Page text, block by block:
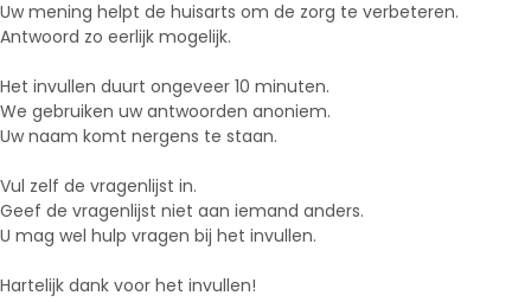
Uw mening helpt de huisarts om de zorg te verbeteren.
Antwoord zo eerlijk mogelijk.
Het invullen duurt ongeveer 10 minuten.
We gebruiken uw antwoorden anoniem.
Uw naam komt nergens te staan.
Vul zelf de vragenlijst in.
Geef de vragenlijst niet aan iemand anders.
U mag wel hulp vragen bij het invullen.
Hartelijk dank voor het invullen!